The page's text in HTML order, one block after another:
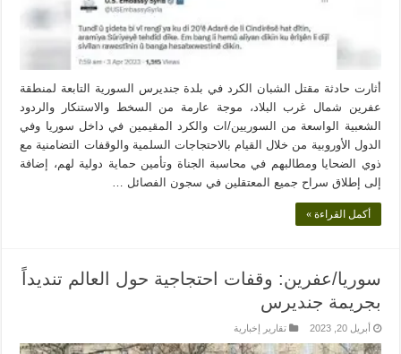
أثارت حادثة مقتل الشبان الكرد في بلدة جنديرس السورية التابعة لمنطقة
عفرين شمال غرب البلاد، موجة عارمة من السخط والاستنكار والردود
الشعبية الواسعة من السوريين/ات والكرد المقيمين في داخل سوريا وفي
الدول الأوروبية من خلال القيام بالاحتجاجات السلمية والوقفات التضامنية مع
ذوي الضحايا ومطالبهم في محاسبة الجناة وتأمين حماية دولية لهم، إضافة
إلى إطلاق سراح جميع المعتقلين في سجون الفصائل …
أكمل القراءة »
سوريا/عفرين: وقفات احتجاجية حول العالم تنديداً
بجريمة جنديرس
أبريل 20, 2023 تقارير إخبارية